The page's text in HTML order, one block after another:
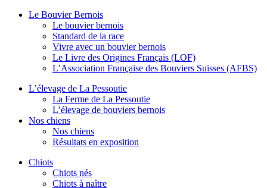
Le Bouvier Bernois
Le bouvier bernois
Standard de la race
Vivre avec un bouvier bernois
Le Livre des Origines Français (LOF)
L’Association Française des Bouviers Suisses (AFBS)
L’élevage de La Pessoutie
La Ferme de La Pessoutie
L’élevage de bouviers bernois
Nos chiens
Nos chiens
Résultats en exposition
Chiots
Chiots nés
Chiots à naître